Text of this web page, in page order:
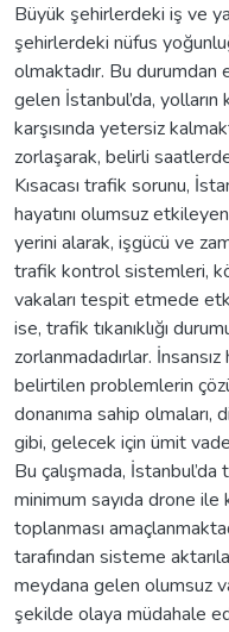
Büyük şehirlerdeki iş ve
şehirlerdeki nüfus
olmaktadır. Bu durumdan
gelen İstanbul’da,
karşısında yetersiz
zorlaşarak, belirli
Kısacası trafik sorunu,
hayatını olumsuz
yerini alarak, işgücü ve
trafik kontrol sistemleri,
vakaları tespit etmede
ise, trafik tıkanıklığı
zorlanmadadırlar. İnsansız
belirtilen problemlerin
donanıma sahip olmaları,
gibi, gelecek için ümit
Bu çalışmada,
minimum sayıda drone ile
toplanması
tarafından sisteme
meydana gelen olumsuz
şekilde olaya müdahale